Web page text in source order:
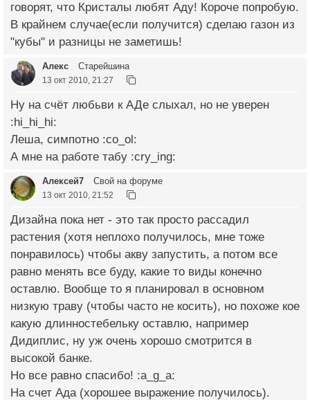
говорят, что Кристалы любят Аду! Короче попробую.
В крайнем случае(если получится) сделаю газон из
"кубы" и разницы не заметишь!
Алекс Старейшина
13 окт 2010, 21:27
Ну на счёт любьви к АДе слыхал, но не уверен
:hi_hi_hi:
Леша, симпотно :co_ol:
А мне на работе табу :cry_ing:
Алексей7 Свой на форуме
13 окт 2010, 21:52
Дизайна пока нет - это так просто рассадил
растения (хотя неплохо получилось, мне тоже
понравилось) чтобы акву запустить, а потом все
равно менять все буду, какие то виды конечно
оставлю. Вообще то я планировал в основном
низкую траву (чтобы часто не косить), но похоже кое
какую длинностебельку оставлю, например
Дидиплис, ну уж очень хорошо смотрится в
высокой банке.
Но все равно спасибо! :a_g_a:
На счет Ада (хорошее выражение получилось).